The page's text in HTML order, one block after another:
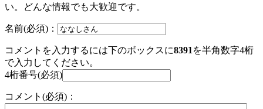
い。どんな情報でも大歓迎です。
名前(必須)：
コメントを入力するには下のボックスに8391 を半角数字4桁
で入力してください。
4桁番号(必須)
コメント(必須)：